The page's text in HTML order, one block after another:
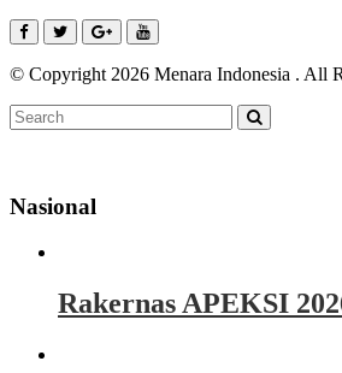
© Copyright 2026 Menara Indonesia . All
Nasional
Rakernas APEKSI